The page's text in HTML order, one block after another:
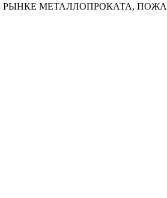
МЕТАЛЛОПРОКАТА,